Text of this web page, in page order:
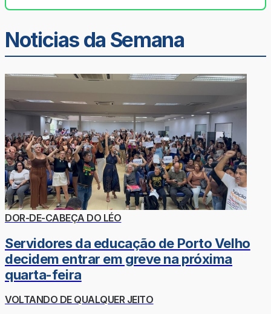
Noticias da Semana
DOR-DE-CABEÇA DO LÉO
Servidores da educação de Porto Velho
decidem entrar em greve na próxima
quarta-feira
VOLTANDO DE QUALQUER JEITO